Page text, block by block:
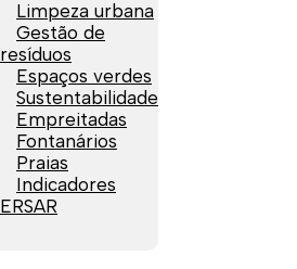
Limpeza urbana
Gestão de
resíduos
Espaços verdes
Sustentabilidade
Empreitadas
Fontanários
Praias
Indicadores
ERSAR